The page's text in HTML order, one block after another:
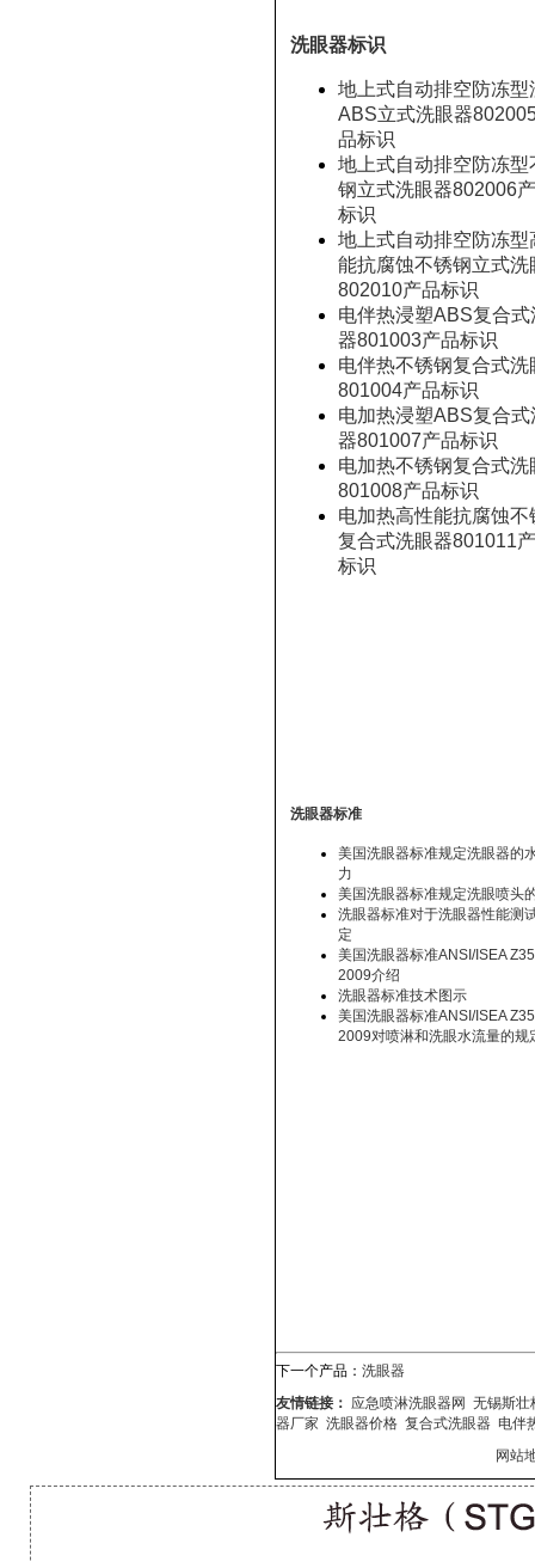
洗眼器标识
地上式自动排空防冻型
ABS立式洗眼器
品标识
地上式自动排空防冻型
钢立式洗眼器802006
标识
地上式自动排空防冻型
能抗腐蚀不锈钢立式洗
802010产品标识
电伴热浸塑ABS复合式
器801003产品标识
电伴热不锈钢复合式洗
801004产品标识
电加热浸塑ABS复合式
器801007产品标识
电加热不锈钢复合式洗
801008产品标识
电加热高性能抗腐蚀不
复合式洗眼器801011
标识
洗眼器标准
美国洗眼器标准规定洗眼器的
力
美国洗眼器标准规定洗眼喷头
洗眼器标准对于洗眼器性能测
定
美国洗眼器标准ANSI/ISEA
2009介绍
洗眼器标准技术图示
美国洗眼器标准ANSI/ISEA
2009对喷淋和洗眼水流量的规
下一个产品： 洗眼器
友情链接： 应急喷淋洗眼器网 无锡斯壮
器厂家 洗眼器价格 复合式洗眼器 电伴
网站